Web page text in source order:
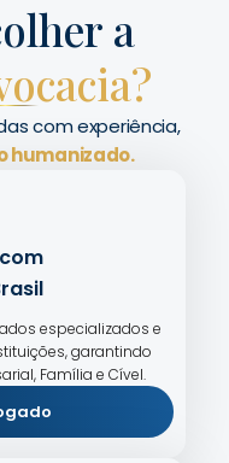
a
com experiência,
humanizado.
especializados e
garantindo
Família e Cível.